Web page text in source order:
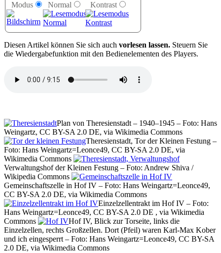
Modus
Normal
Kontrast
Diesen Artikel können Sie sich auch vorlesen lassen. Steuern Sie
die Wiedergabefunktion mit den Bedienelementen des Players.
Plan von Theresienstadt – 1940–1945 – Foto: Hans
Weingartz, CC BY-SA 2.0 DE, via Wikimedia Commons
Theresienstadt, Tor der Kleinen Festung –
Foto: Hans Weingartz=Leonce49, CC BY-SA 2.0 DE, via
Wikimedia Commons
Verwaltungshof der Kleinen Festung – Foto: Andrew Shiva /
Wikipedia Commons
Gemeinschaftszelle in Hof IV – Foto: Hans Weingartz=Leonce49,
CC BY-SA 2.0 DE, via Wikimedia Commons
Einzelzellentrakt im Hof IV – Foto:
Hans Weingartz=Leonce49, CC BY-SA 2.0 DE , via Wikimedia
Commons
Hof IV, Blick zur Torseite, links die
Einzelzellen, rechts Großzellen. Dort (Pfeil) waren Karl-Max Kober
und ich eingesperrt – Foto: Hans Weingartz=Leonce49, CC BY-SA
2.0 DE, via Wikimedia Commons